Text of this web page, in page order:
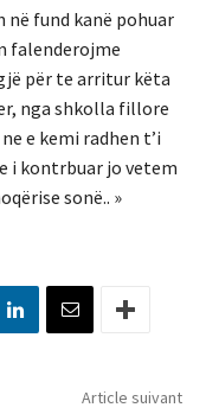
në fund kanë pohuar
falenderojme
për te arritur këta
nga shkolla fillore
e kemi radhen t’i
i kontrbuar jo vetem
sonë.. »
Article suivant